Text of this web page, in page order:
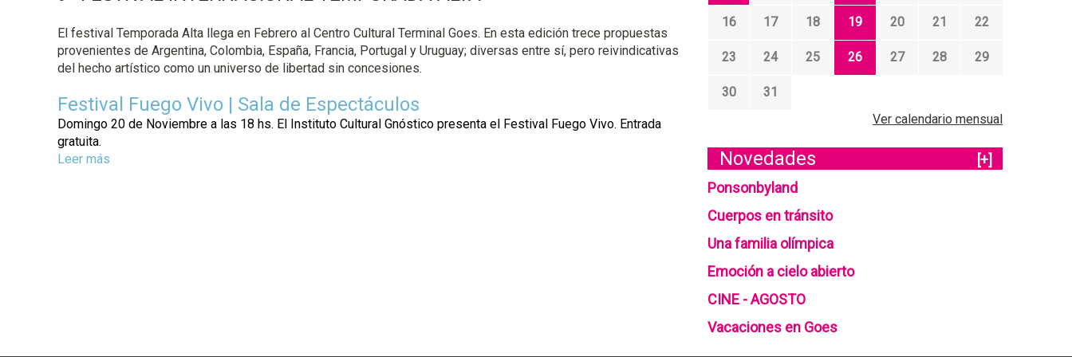
El festival Temporada Alta llega en Febrero al Centro Cultural Terminal Goes. En esta edición trece propuestas
provenientes de Argentina, Colombia, España, Francia, Portugal y Uruguay; diversas entre sí, pero reivindicativas
del hecho artístico como un universo de libertad sin concesiones.
Festival Fuego Vivo | Sala de Espectáculos
Domingo 20 de Noviembre a las 18 hs. El Instituto Cultural Gnóstico presenta el Festival Fuego Vivo. Entrada
gratuita.
Leer más
16 17 18 19 20 21 22
23 24 25 26 27 28 29
30
31
Ver calendario mensual
Novedades
[+]
Ponsonbyland
Cuerpos en tránsito
Una familia olímpica
Emoción a cielo abierto
CINE - AGOSTO
Vacaciones en Goes
l